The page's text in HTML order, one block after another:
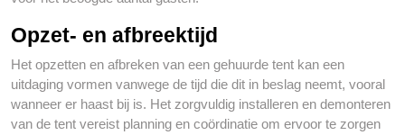
Opzet- en afbreektijd
Het opzetten en afbreken van een gehuurde tent kan een
uitdaging vormen vanwege de tijd die dit in beslag neemt, vooral
wanneer er haast bij is. Het zorgvuldig installeren en demonteren
van de tent vereist planning en coördinatie om ervoor te zorgen